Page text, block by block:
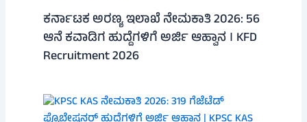
ಕರ್ನಾಟಕ ಅರಣ್ಯ ಇಲಾಖೆ ನೇಮಕಾತಿ 2026: 56
ಆನೆ ಕವಾಡಿಗ ಹುದ್ದೆಗಳಿಗೆ ಅರ್ಜಿ ಆಹ್ವಾನ । KFD
Recruitment 2026